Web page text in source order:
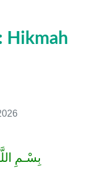
Hikmah
بِسْـمِ